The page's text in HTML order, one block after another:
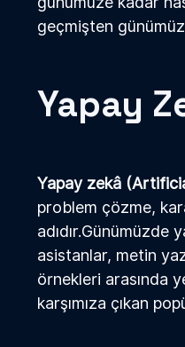
geçmişten
Yapay
Yapay zekâ
problem çözme,
adıdır.Günümüzde
asistanlar, metin
örnekleri arasında
karşımıza çıkan